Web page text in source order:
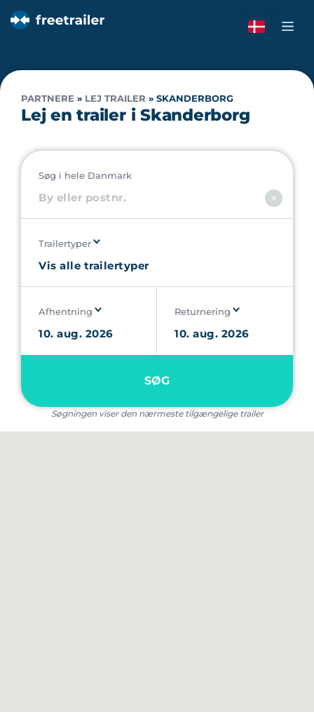
PARTNERE » LEJ TRAILER » SKANDERBORG
Lej en trailer i Skanderborg
Søg i hele Danmark
Trailertyper
Afhentning Returnering
SØG
Søgningen viser den nærmeste tilgængelige trailer